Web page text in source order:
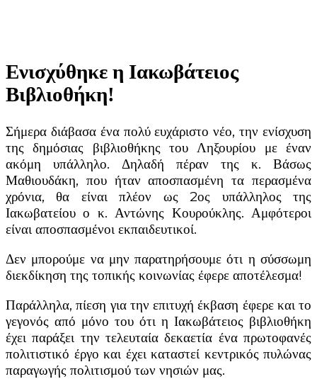
Ενισχύθηκε η Ιακωβάτειος
Βιβλιοθήκη!
Σήμερα διάβασα ένα πολύ ευχάριστο νέο, την ενίσχυση
της δημόσιας βιβλιοθήκης του Ληξουρίου με έναν
ακόμη υπάλληλο. Δηλαδή πέραν της κ. Βάσως
Μαθιουδάκη, που ήταν αποσπασμένη τα περασμένα
χρόνια, θα είναι πλέον ως 2ος υπάλληλος της
Ιακωβατείου ο κ. Αντώνης Κουρούκλης. Αμφότεροι
είναι αποσπασμένοι εκπαιδευτικοί.
Δεν μπορούμε να μην παρατηρήσουμε ότι η σύσσωμη
διεκδίκηση της τοπικής κοινωνίας έφερε αποτέλεσμα!
Παράλληλα, πίεση για την επιτυχήέκβαση έφερε και το
γεγονός από μόνο του ότι η Ιακωβάτειος βιβλιοθήκη
έχει παράξει την τελευταία δεκαετία ένα πρωτοφανές
πολιτιστικό έργο και έχει καταστεί κεντρικός πυλώνας
παραγωγής πολιτισμού των νησιών μας.